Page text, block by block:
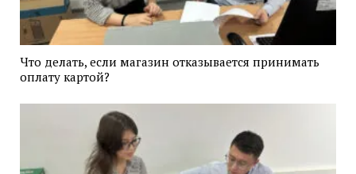
Что делать, если магазин отказывается принимать
оплату картой?